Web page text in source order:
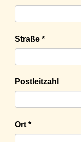
Straße *
Postleitzahl
Ort *